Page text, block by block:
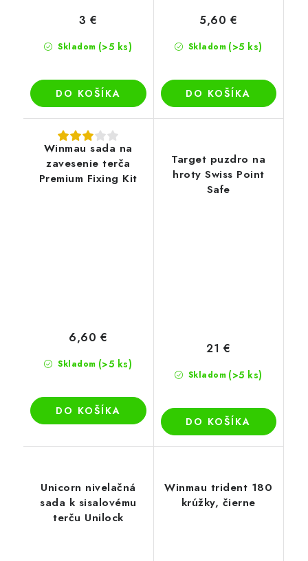
Skladom (>5 ks)
3 €
DO KOŠÍKA
Skladom (>5 ks)
5,60 €
DO KOŠÍKA
Winmau sada na
zavesenie terča
Premium Fixing Kit
Skladom (>5 ks)
6,60 €
DO KOŠÍKA
Target puzdro na
hroty Swiss Point
Safe
Skladom (>5 ks)
21 €
DO KOŠÍKA
Unicorn nivelačná
sada k sisalovému
terču Unilock
Winmau trident 180
krúžky, čierne